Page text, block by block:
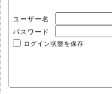
ユーザー名
パスワード
ログイン状態を保存